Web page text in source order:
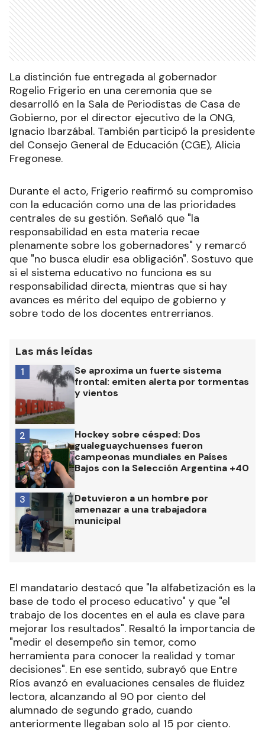
La distinción fue entregada al gobernador
Rogelio Frigerio en una ceremonia que se
desarrolló en la Sala de Periodistas de Casa de
Gobierno, por el director ejecutivo de la ONG,
Ignacio Ibarzábal. También participó la presidente
del Consejo General de Educación (CGE), Alicia
Fregonese.
Durante el acto, Frigerio reafirmó su compromiso
con la educación como una de las prioridades
centrales de su gestión. Señaló que "la
responsabilidad en esta materia recae
plenamente sobre los gobernadores" y remarcó
que "no busca eludir esa obligación". Sostuvo que
si el sistema educativo no funciona es su
responsabilidad directa, mientras que si hay
avances es mérito del equipo de gobierno y
sobre todo de los docentes entrerrianos.
Las más leídas
Se aproxima un fuerte sistema
frontal: emiten alerta por tormentas
y vientos
1
Hockey sobre césped: Dos
gualeguaychuenses fueron
campeonas mundiales en Países
Bajos con la Selección Argentina +40
2
Detuvieron a un hombre por
amenazar a una trabajadora
municipal
3
El mandatario destacó que "la alfabetización es la
base de todo el proceso educativo" y que "el
trabajo de los docentes en el aula es clave para
mejorar los resultados". Resaltó la importancia de
"medir el desempeño sin temor, como
herramienta para conocer la realidad y tomar
decisiones". En ese sentido, subrayó que Entre
Ríos avanzó en evaluaciones censales de fluidez
lectora, alcanzando al 90 por ciento del
alumnado de segundo grado, cuando
anteriormente llegaban solo al 15 por ciento.